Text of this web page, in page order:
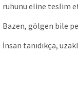
ruhunu eline teslim
Bazen, gölgen bile
İnsan tanıdıkça,